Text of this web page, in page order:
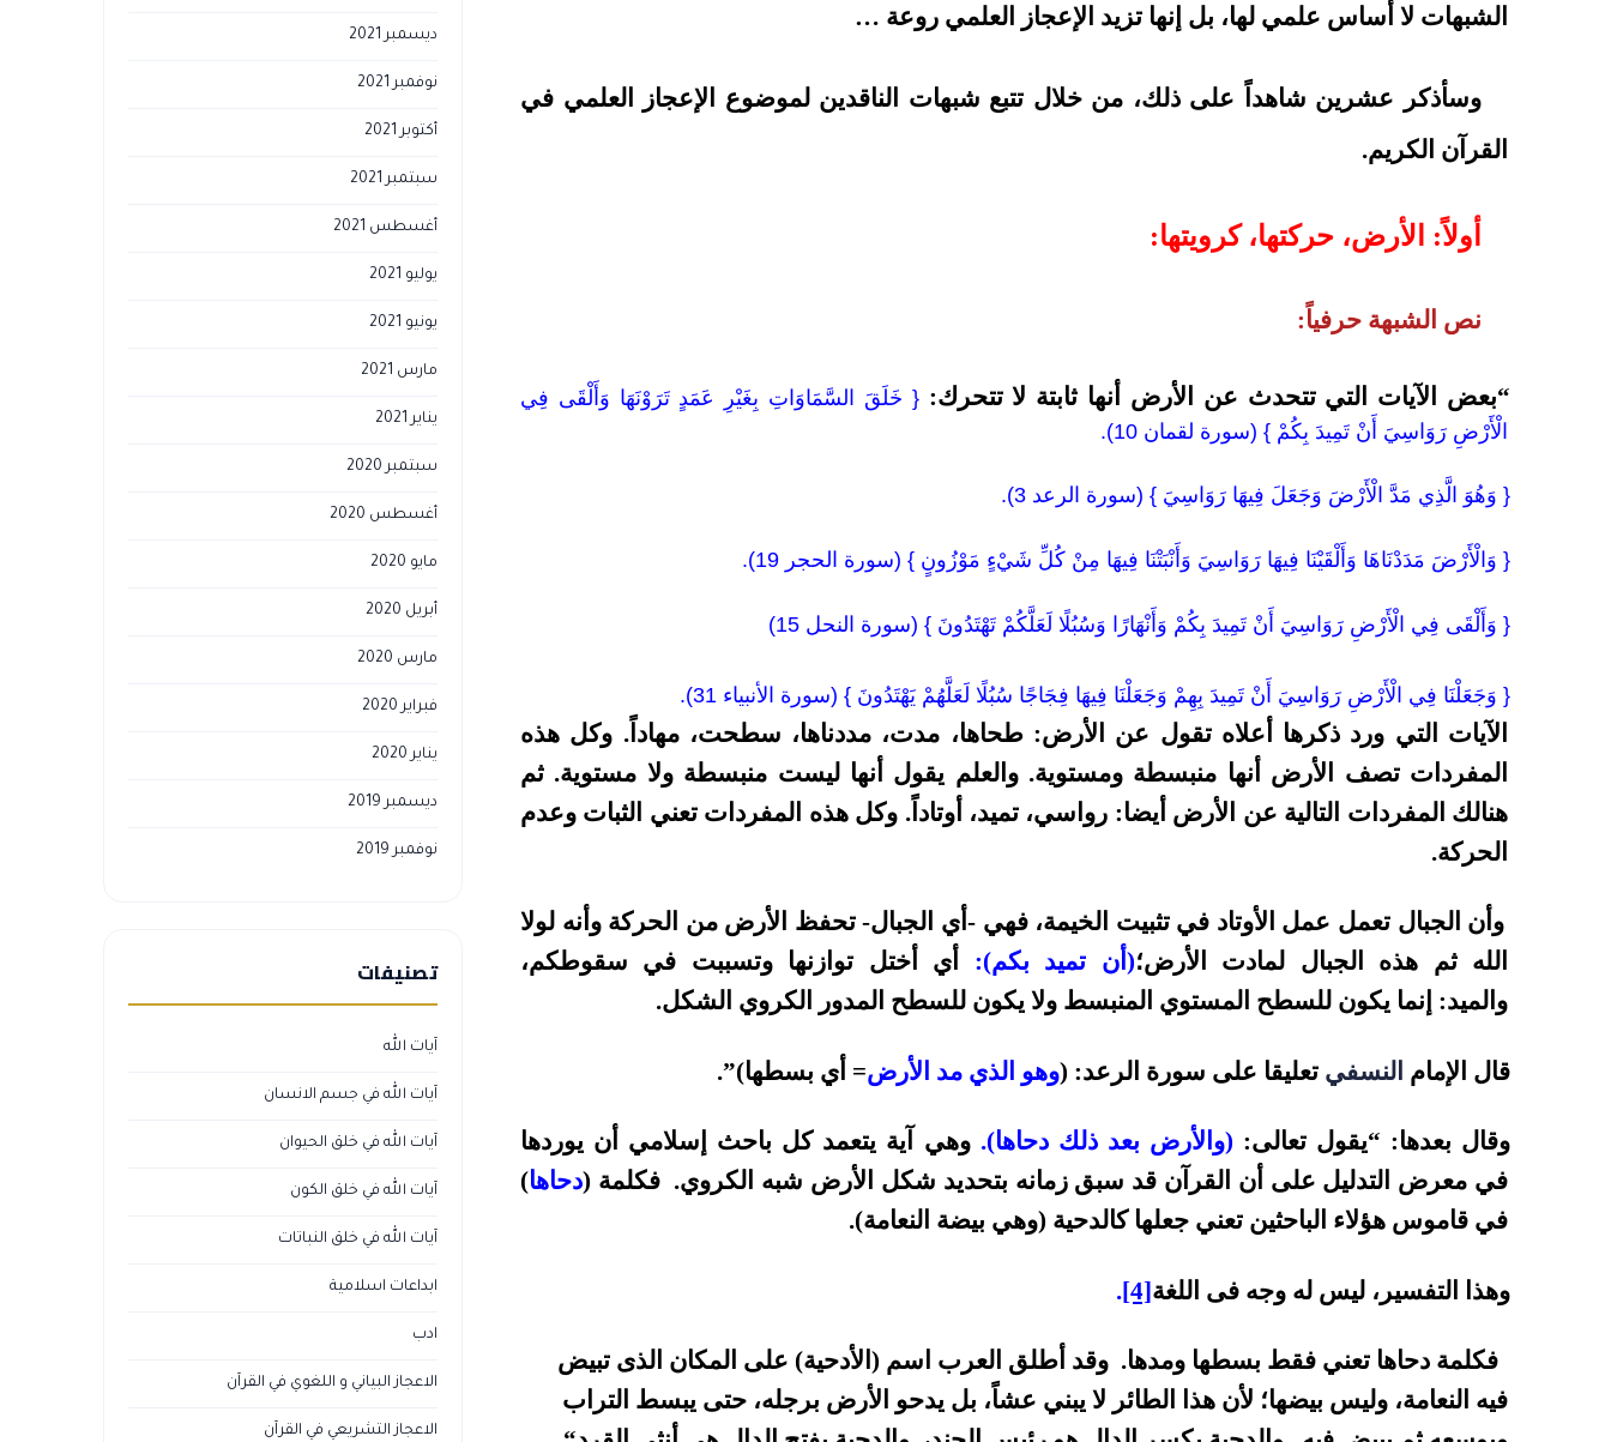
الشبهات لا أساس علمي لها، بل إنها تزيد الإعجاز العلمي روعة …
وسأذكر عشرين شاهداً على ذلك، من خلال تتبع شبهات الناقدين لموضوع الإعجاز العلمي في
القرآن الكريم.
أولاً: الأرض، حركتها، كرويتها:
نص الشبهة حرفياً:
“بعض الآيات التي تتحدث عن الأرض أنها ثابتة لا تتحرك:{ خَلَقَ السَّمَاوَاتِ بِغَيْرِ عَمَدٍ تَرَوْنَهَا وَأَلْقَى فِي
الْأَرْضِ رَوَاسِيَ أَنْ تَمِيدَ بِكُمْ } (سورة لقمان 10).
{ وَهُوَ الَّذِي مَدَّ الْأَرْضَ وَجَعَلَ فِيهَا رَوَاسِيَ } (سورة الرعد 3).
{ وَالْأَرْضَ مَدَدْنَاهَا وَأَلْقَيْنَا فِيهَا رَوَاسِيَ وَأَنْبَتْنَا فِيهَا مِنْ كُلِّ شَيْءٍ مَوْزُونٍ } (سورة الحجر 19).
{ وَأَلْقَى فِي الْأَرْضِ رَوَاسِيَ أَنْ تَمِيدَ بِكُمْ وَأَنْهَارًا وَسُبُلًا لَعَلَّكُمْ تَهْتَدُونَ } (سورة النحل 15)
{ وَجَعَلْنَا فِي الْأَرْضِ رَوَاسِيَ أَنْ تَمِيدَ بِهِمْ وَجَعَلْنَا فِيهَا فِجَاجًا سُبُلًا لَعَلَّهُمْ يَهْتَدُونَ } (سورة الأنبياء 31).
الآيات التي ورد ذكرها أعلاه تقول عن الأرض: طحاها، مدت، مددناها، سطحت، مهاداً. وكل هذه
المفردات تصف الأرض أنها منبسطة ومستوية. والعلم يقول أنها ليست منبسطة ولا مستوية. ثم
هنالك المفردات التالية عن الأرض أيضا: رواسي، تميد، أوتاداً. وكل هذه المفردات تعني الثبات وعدم
الحركة.
وأن الجبال تعمل عمل الأوتاد في تثبيت الخيمة، فهي -أي الجبال- تحفظ الأرض من الحركة وأنه لولا
الله ثم هذه الجبال لمادت الأرض؛(أن تميد بكم):
أي أختل توازنها وتسببت في سقوطكم،
والميد: إنما يكون للسطح المستوي المنبسط ولا يكون للسطح المدور الكروي الشكل.
قال الإمام النسفي تعليقا على سورة الرعد: (وهو الذي مد الأرض= أي بسطها)”.
وقال بعدها: “يقول تعالى: (والأرض بعد ذلك دحاها). وهي آية يتعمد كل باحث إسلامي أن يوردها
في معرض التدليل على أن القرآن قد سبق زمانه بتحديد شكل الأرض شبه الكروي. فكلمة (دحاها)
في قاموس هؤلاء الباحثين تعني جعلها كالدحية (وهي بيضة النعامة).
وهذا التفسير، ليس له وجه فى اللغة[4]
.
فكلمة دحاها تعني فقط بسطها ومدها. وقد أطلق العرب اسم (الأدحية) على المكان الذى تبيض
فيه النعامة، وليس بيضها؛ لأن هذا الطائر لا يبني عشاً، بل يدحو الأرض برجله، حتى يبسط التراب
ديسمبر 2021
نوفمبر 2021
أكتوبر 2021
سبتمبر 2021
أغسطس 2021
يوليو 2021
يونيو 2021
مارس 2021
يناير 2021
سبتمبر 2020
أغسطس 2020
مايو 2020
أبريل 2020
مارس 2020
فبراير 2020
يناير 2020
ديسمبر 2019
نوفمبر 2019
تصنيفات
آيات الله
آيات الله في جسم الانسان
آيات الله في خلق الحيوان
آيات الله في خلق الكون
آيات الله في خلق النباتات
ابداعات اسلامية
ادب
الاعجاز البياني و اللغوي في القرآن
الاعجاز التشريعي في القرآن